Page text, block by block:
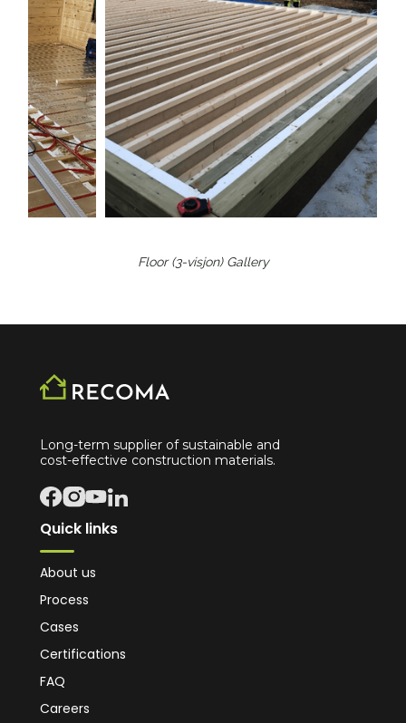
Floor (3-visjon)Gallery
Long-term supplier of sustainable and
cost-effective construction materials.
Quick links
About us
Process
Cases
Certifications
FAQ
Careers